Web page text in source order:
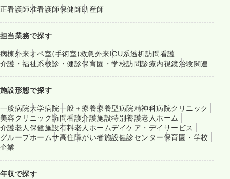
正看護師准看護師保健師助産師
担当業務で探す
病棟外来オペ室(手術室)救急外来ICU系透析訪問看護
介護・福祉系検診・健診保育園・学校訪問診療内視鏡治験関連
施設形態で探す
一般病院大学病院一般＋療養療養型病院精神科病院クリニック
美容クリニック訪問看護介護施設特別養護老人ホーム
介護老人保健施設有料老人ホームデイケア・デイサービス
グループホームサ高住障がい者施設健診センター保育園・学校
企業
年収で探す